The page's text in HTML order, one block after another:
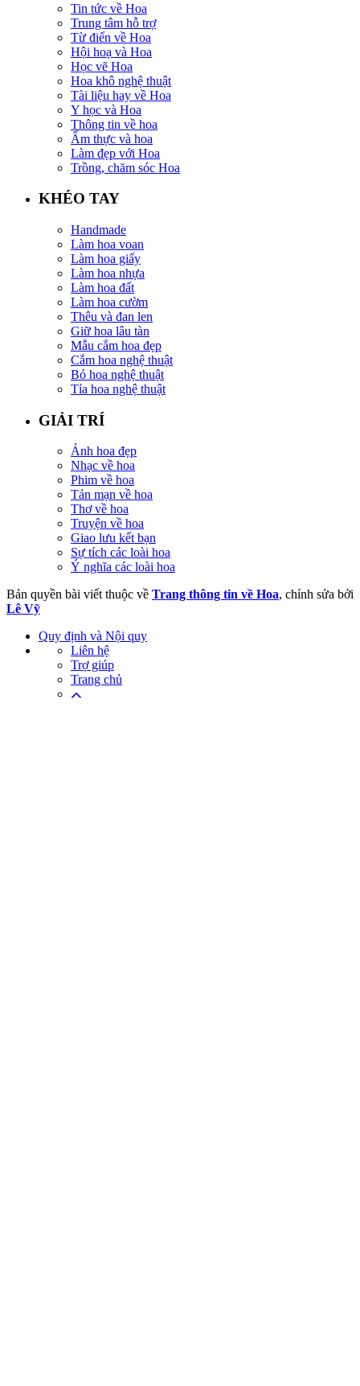
Tin tức về Hoa
Trung tâm hỗ trợ
Từ điển về Hoa
Hội hoạ và Hoa
Học vẽ Hoa
Hoa khô nghệ thuật
Tài liệu hay về Hoa
Y học và Hoa
Thông tin về hoa
Ẩm thực và hoa
Làm đẹp với Hoa
Trồng, chăm sóc Hoa
KHÉO TAY
Handmade
Làm hoa voan
Làm hoa giấy
Làm hoa nhựa
Làm hoa đất
Làm hoa cườm
Thêu và đan len
Giữ hoa lâu tàn
Mẫu cắm hoa đẹp
Cắm hoa nghệ thuật
Bó hoa nghệ thuật
Tỉa hoa nghệ thuật
GIẢI TRÍ
Ảnh hoa đẹp
Nhạc về hoa
Phim về hoa
Tản mạn về hoa
Thơ về hoa
Truyện về hoa
Giao lưu kết bạn
Sự tích các loài hoa
Ý nghĩa các loài hoa
Bản quyền bài viết thuộc về Trang thông tin về Hoa, chỉnh sửa bởi
Lê Vỹ
Quy định và Nội quy
Liên hệ
Trợ giúp
Trang chủ